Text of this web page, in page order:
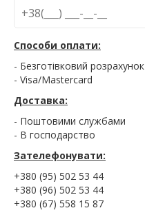
Способи оплати:
- Безготівковий розрахунок
- Visa/Mastercard
Доставка:
- Поштовими службами
- В господарство
Зателефонувати:
+380 (95) 502 53 44
+380 (96) 502 53 44
+380 (67) 558 15 87